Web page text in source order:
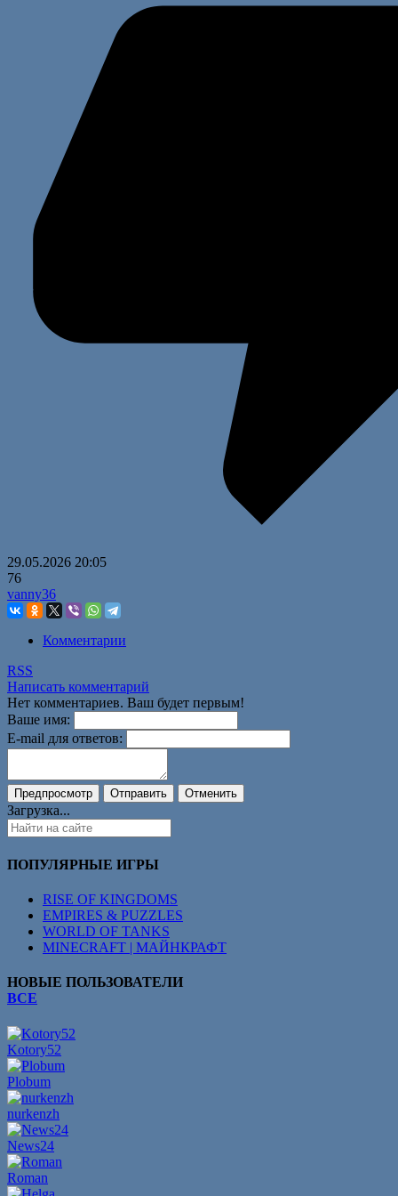
29.05.2026 20:05
76
vanny36
Комментарии
RSS
Написать комментарий
Нет комментариев. Ваш будет первым!
Ваше имя:
E-mail для ответов:
Загрузка...
ПОПУЛЯРНЫЕ ИГРЫ
RISE OF KINGDOMS
EMPIRES & PUZZLES
WORLD OF TANKS
MINECRAFT | МАЙНКРАФТ
НОВЫЕ ПОЛЬЗОВАТЕЛИ
ВСЕ
Kotory52
Plobum
nurkenzh
News24
Roman